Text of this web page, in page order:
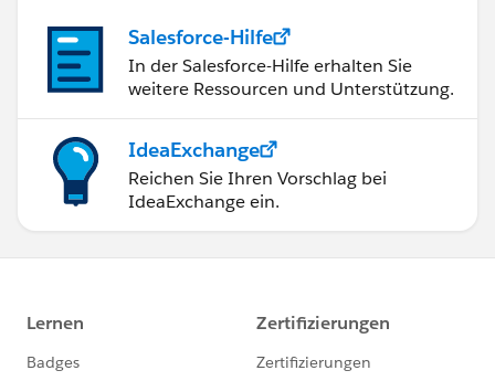
Salesforce-Hilfe
In der Salesforce-Hilfe erhalten Sie
weitere Ressourcen und Unterstützung.
IdeaExchange
Reichen Sie Ihren Vorschlag bei
IdeaExchange ein.